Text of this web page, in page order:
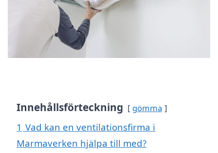
Innehållsförteckning gömma
1 Vad kan en ventilationsfirma i
Marmaverken hjälpa till med?